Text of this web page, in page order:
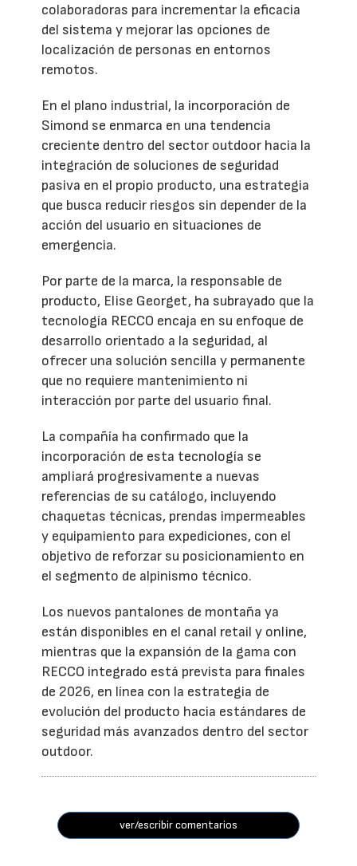
colaboradoras para incrementar la eficacia
del sistema y mejorar las opciones de
localización de personas en entornos
remotos.
En el plano industrial, la incorporación de
Simond se enmarca en una tendencia
creciente dentro del sector outdoor hacia la
integración de soluciones de seguridad
pasiva en el propio producto, una estrategia
que busca reducir riesgos sin depender de la
acción del usuario en situaciones de
emergencia.
Por parte de la marca, la responsable de
producto, Elise Georget, ha subrayado que la
tecnología RECCO encaja en su enfoque de
desarrollo orientado a la seguridad, al
ofrecer una solución sencilla y permanente
que no requiere mantenimiento ni
interacción por parte del usuario final.
La compañía ha confirmado que la
incorporación de esta tecnología se
ampliará progresivamente a nuevas
referencias de su catálogo, incluyendo
chaquetas técnicas, prendas impermeables
y equipamiento para expediciones, con el
objetivo de reforzar su posicionamiento en
el segmento de alpinismo técnico.
Los nuevos pantalones de montaña ya
están disponibles en el canal retail y online,
mientras que la expansión de la gama con
RECCO integrado está prevista para finales
de 2026, en línea con la estrategia de
evolución del producto hacia estándares de
seguridad más avanzados dentro del sector
outdoor.
ver/escribir comentarios